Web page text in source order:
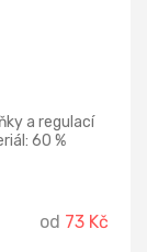
a regulací
60 %
od 73 Kč